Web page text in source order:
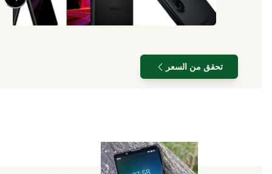
تحقق من السعر